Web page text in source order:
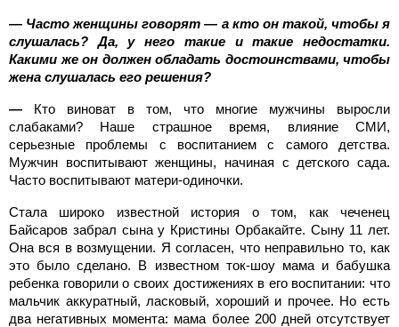
— Часто женщины говорят — а кто он такой, чтобы я
слушалась? Да, у него такие и такие недостатки.
Какими же он должен обладать достоинствами, чтобы
жена слушалась его решения?
— Кто виноват в том, что многие мужчины выросли
слабаками? Наше страшное время, влияние СМИ,
серьезные проблемы с воспитанием с самого детства.
Мужчин воспитывают женщины, начиная с детского сада.
Часто воспитывают матери-одиночки.
Стала широко известной история о том, как чеченец
Байсаров забрал сына у Кристины Орбакайте. Сыну 11 лет.
Она вся в возмущении. Я согласен, что неправильно то, как
это было сделано. В известном ток-шоу мама и бабушка
ребенка говорили о своих достижениях в его воспитании: что
мальчик аккуратный, ласковый, хороший и прочее. Но есть
два негативных момента: мама более 200 дней отсутствует